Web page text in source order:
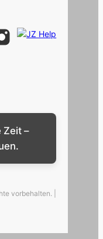
Zeit –
vorbehalten. |